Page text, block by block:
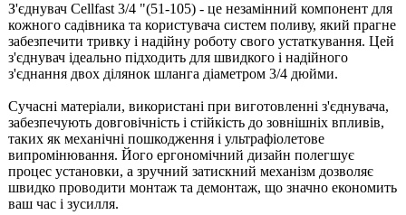
З'єднувач Cellfast 3/4 "(51-105) - це незамінний компонент для
кожного садівника та користувача систем поливу, який прагне
забезпечити тривку і надійну роботу свого устаткування. Цей
з'єднувач ідеально підходить для швидкого і надійного
з'єднання двох ділянок шланга діаметром 3/4 дюйми.
Сучасні матеріали, використані при виготовленні з'єднувача,
забезпечують довговічність і стійкість до зовнішніх впливів,
таких як механічні пошкодження і ультрафіолетове
випромінювання. Його ергономічний дизайн полегшує
процес установки, а зручний затискний механізм дозволяє
швидко проводити монтаж та демонтаж, що значно економить
ваш час і зусилля.